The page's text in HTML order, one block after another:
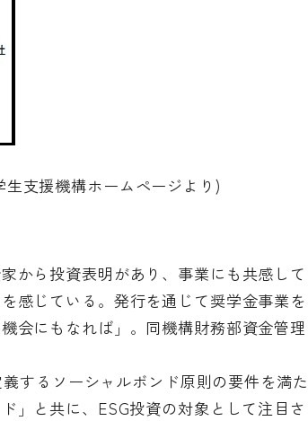
生支援機構ホームページより)
から投資表明があり、事業にも共感して
感じている。発行を通じて奨学金事業を
会にもなれば」。同機構財務部資金管理
するソーシャルボンド原則の要件を満た
」と共に、ESG投資の対象として注目さ